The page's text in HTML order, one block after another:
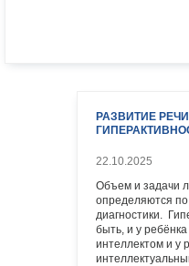
РАЗВИТИЕ
22.10.2025
Объем и задачи
определяются по
диагностики.
быть, и у
интеллектом и у